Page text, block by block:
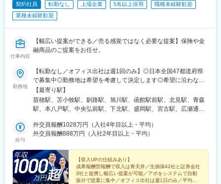
契約社員 転勤なし 上場企業 5名以上採用
職種未経験歓迎
業種未経験歓迎
仕事内容
【幅広い提案ができる／売る感覚ではなく必要な提案】保険や金
融商品のご提案をお任せ。
勤務地
【転勤なし／オフィス出社は週1回のみ】◎日本全国47都道府県
で募集中◎勤務地は希望を考慮して決定します◎希望に沿わない
転勤はありません＜本社＞■東京都台東区浅草橋1-1-8 FP浅草橋ビ
ル・JR中央・総武線『浅草橋駅』西口出口より徒歩約2分・都営
地下鉄浅草線『浅草橋駅』A2出口より徒歩約3分・JR総武線快速
禁煙）▼勤務地の詳細は以下をご確認ください
【最寄り駅】
苗穂駅、苫小牧駅、釧路駅、旭川駅、函館駅前駅、北見駅、青森
駅、本八戸駅、中央弘前駅、下北駅、盛岡駅、宮古駅、広瀬通
駅、南長井駅、さくらんぼ東根駅、郡山駅(福島県)、いわき駅、福
島駅(福島県)、小見川駅、つくば駅、偕楽園駅、東宿郷駅、小山
(埼玉県)、川越駅、御花畑駅、南浦和駅、東松山駅、深谷駅、葭川
公園駅、京成成田駅、海浜幕張駅、船橋駅、柏駅、水道橋駅、末
広町駅(東京都)、馬喰町駅、吉祥寺駅、町田駅、自由が丘駅、立川
駅、京王八王子駅、岩本町駅、日本大通り駅、伊勢佐木長者町
給与
外交員報酬1028万円（入社4年目以上・平均）
外交員報酬888万円（入社2年目以上・平均）
【収入UPの仕組みあり】
成果報酬型報酬で収入は青天井／生損保42社と証券会社
3社と提携し幅広い提案が可能／アポをシステムで自動
振分で提案に集中／オフィス出社は週1日のみ／平均外